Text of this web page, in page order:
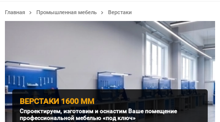
Главная Промышленная мебель Верстаки
ВЕРСТАКИ 1600 ММ
Спроектируем, изготовим и оснастим Ваше помещение
профессиональной мебелью «под ключ»